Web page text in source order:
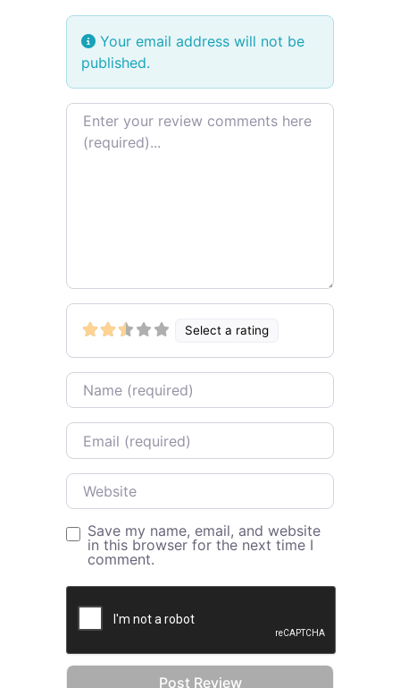
Your email address will not be
published.
Review text
Select a rating
Name
Email
Website
Save my name, email, and website
in this browser for the next time I
comment.